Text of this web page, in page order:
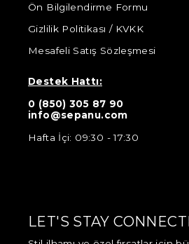
Ön Bilgilendirme Formu
Gizlilik Politikası / KVKK
Mesafeli Satış Sözleşmesi
Destek Hattı:
0 (850) 305 87 90
info@sepanu.com
Hafta İçi: 09:30 - 17:30
LET'S STAY